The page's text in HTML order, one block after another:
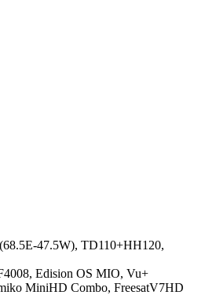
47.5W), TD110+HH120,
Edision OS MIO, Vu+
MiniHD Combo, FreesatV7HD